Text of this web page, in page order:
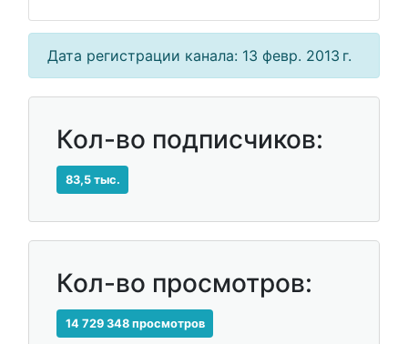
Дата регистрации канала: 13 февр. 2013 г.
Кол-во подписчиков:
83,5 тыс.
Кол-во просмотров:
14 729 348 просмотров